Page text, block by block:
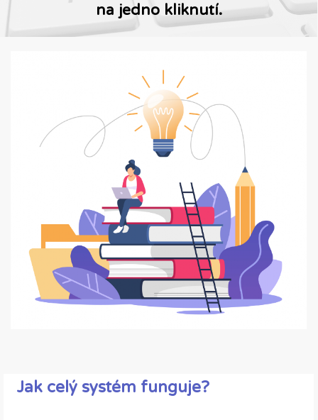
na jedno kliknutí.
Jak celý systém funguje?